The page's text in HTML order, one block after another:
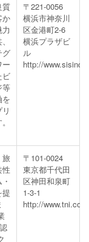
質
か
グ
ビ
等
〒221-0056
横浜市神奈川
区金港町2-6
横浜プラザビ
ル
http://
旅
提
〒101-0024
東京都千代田
区神田和泉町
1-3-1
http://